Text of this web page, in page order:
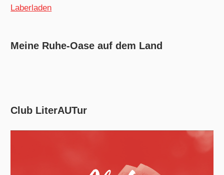
Laberladen
Meine Ruhe-Oase auf dem Land
Club LiterAUTur